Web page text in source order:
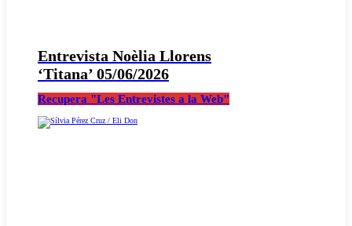
Entrevista Noèlia Llorens
‘Titana’ 05/06/2026
Recupera "Les Entrevistes a la Web"